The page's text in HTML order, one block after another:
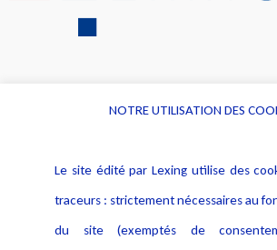
Alerte professionnelle
Déclaration d'accessibilité
Notice Légale
NOTRE UTILISATION DES
Le site édité par Lexing utilise des
traceurs : strictement nécessaires au
du site (exemptés de